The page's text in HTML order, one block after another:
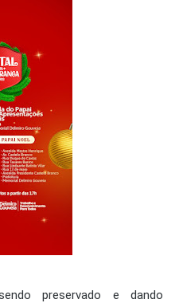
preservado e dando